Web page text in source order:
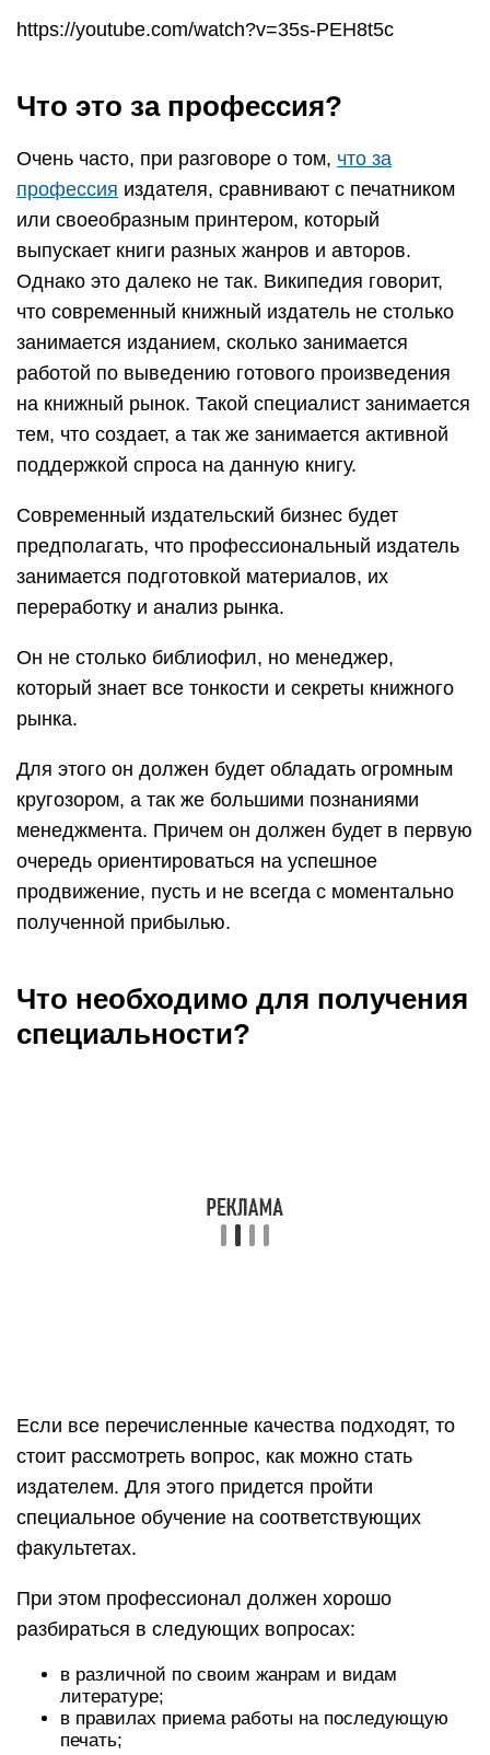
https://youtube.com/watch?v=35s-PEH8t5c
Что это за профессия?
Очень часто, при разговоре о том, что за
профессия издателя, сравнивают с печатником
или своеобразным принтером, который
выпускает книги разных жанров и авторов.
Однако это далеко не так. Википедия говорит,
что современный книжный издатель не столько
занимается изданием, сколько занимается
работой по выведению готового произведения
на книжный рынок. Такой специалист занимается
тем, что создает, а так же занимается активной
поддержкой спроса на данную книгу.
Современный издательский бизнес будет
предполагать, что профессиональный издатель
занимается подготовкой материалов, их
переработку и анализ рынка.
Он не столько библиофил, но менеджер,
который знает все тонкости и секреты книжного
рынка.
Для этого он должен будет обладать огромным
кругозором, а так же большими познаниями
менеджмента. Причем он должен будет в первую
очередь ориентироваться на успешное
продвижение, пусть и не всегда с моментально
полученной прибылью.
Что необходимо для получения
специальности?
как развивалось книжное и издательское дело;
книги;
основы книжного дизайна;
знать основы и правила успешного маркетинга;
отлично разбираться в технологии
полиграфии;
экономического характера.
Плюсы и минусы профессии
Плюсы